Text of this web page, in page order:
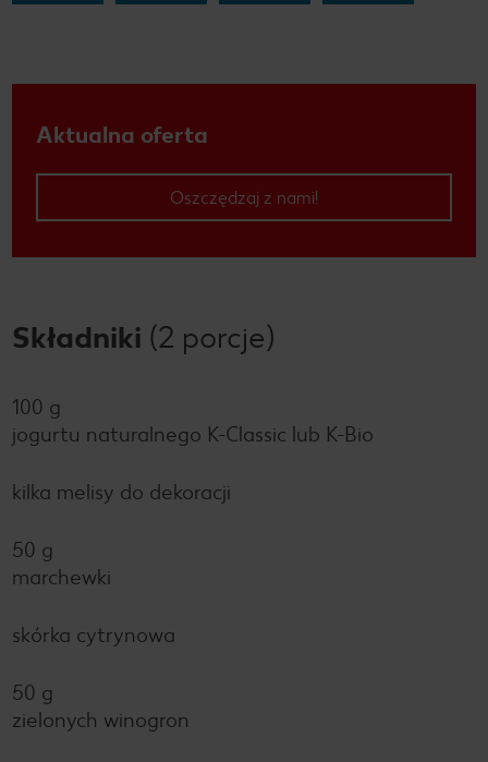
Aktualna oferta
Oszczędzaj z nami!
Składniki (2 porcje)
100 g
jogurtu naturalnego K-Classic lub K-Bio
kilka melisy do dekoracji
50 g
marchewki
skórka cytrynowa
50 g
zielonych winogron